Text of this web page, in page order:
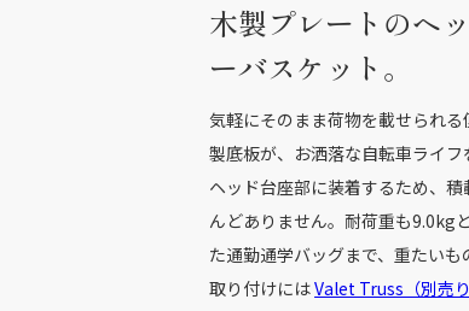
木製プレートのヘ
ーバスケット。
気軽にそのまま荷物を載せられ
製底板が、お洒落な自転車ライフ
ヘッド台座部に装着するため、
んどありません。耐荷重も9.0kg
た通勤通学バッグまで、重たいも
取り付けにはValet Truss（別売